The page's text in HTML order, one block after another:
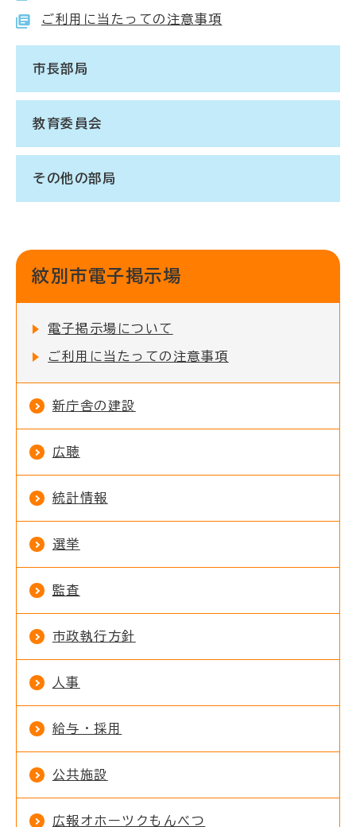
ご利用に当たっての注意事項
市長部局
教育委員会
その他の部局
紋別市電子掲示場
電子掲示場について
ご利用に当たっての注意事項
新庁舎の建設
広聴
統計情報
選挙
監査
市政執行方針
人事
給与・採用
公共施設
広報オホーツクもんべつ